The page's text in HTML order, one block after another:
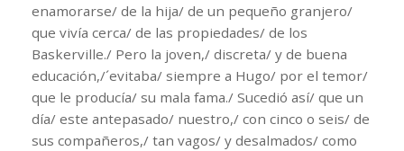
enamorarse/ de la hija/ de un pequeño granjero/
que vivía cerca/ de las propiedades/ de los
Baskerville./ Pero la joven,/ discreta/ y de buena
educación,/´evitaba/ siempre a Hugo/ por el temor/
que le producía/ su mala fama./ Sucedió así/ que un
día/ este antepasado/ nuestro,/ con cinco o seis/ de
sus compañeros,/ tan vagos/ y desalmados/ como